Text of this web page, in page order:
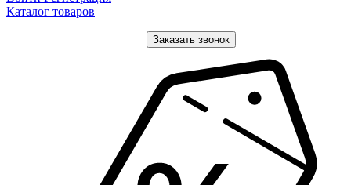
Каталог товаров
Заказать звонок